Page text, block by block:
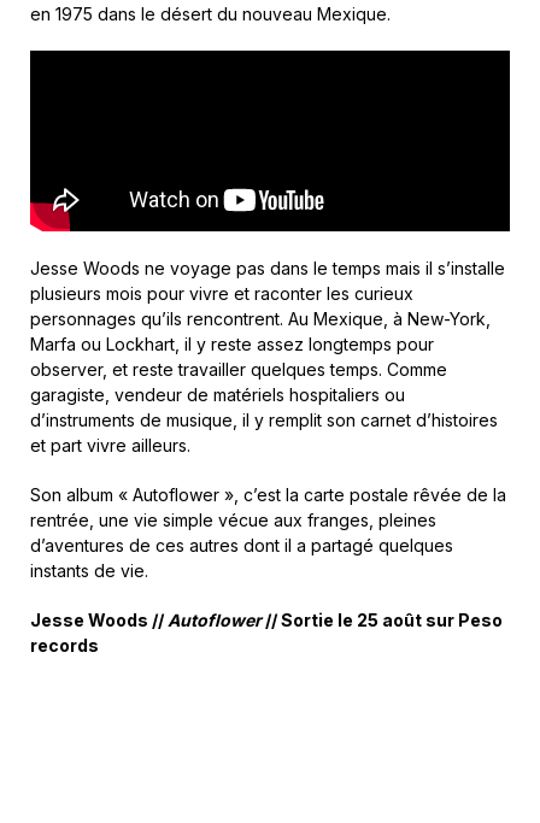
en 1975 dans le désert du nouveau Mexique.
Jesse Woods ne voyage pas dans le temps mais il s’installe
plusieurs mois pour vivre et raconter les curieux
personnages qu’ils rencontrent. Au Mexique, à New-York,
Marfa ou Lockhart, il y reste assez longtemps pour
observer, et reste travailler quelques temps. Comme
garagiste, vendeur de matériels hospitaliers ou
d’instruments de musique, il y remplit son carnet d’histoires
et part vivre ailleurs.
Son album « Autoflower », c’est la carte postale rêvée de la
rentrée, une vie simple vécue aux franges, pleines
d’aventures de ces autres dont il a partagé quelques
instants de vie.
Jesse Woods // Autoflower// Sortie le 25 août sur Peso
records